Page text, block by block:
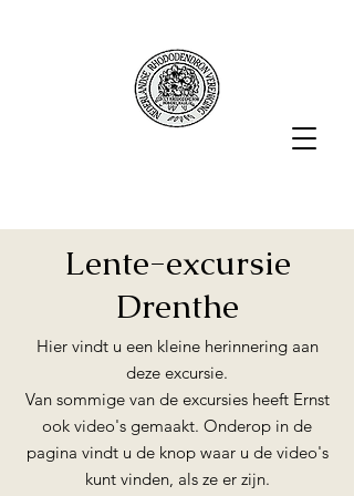
Lente-excursie
Drenthe
Hier vindt u een kleine herinnering aan
deze excursie.
Van sommige van de excursies heeft Ernst
ook video's gemaakt. Onderop in de
pagina vindt u de knop waar u de video's
kunt vinden, als ze er zijn.